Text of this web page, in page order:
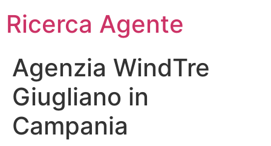
Ricerca Agente
Agenzia WindTre
Giugliano in
Campania